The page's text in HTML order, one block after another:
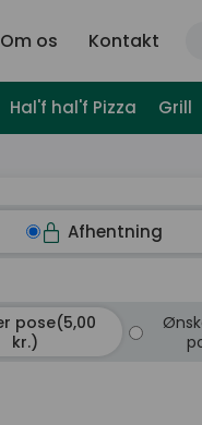
Om os Kontakt
Hal'f hal'f Pizza Grill
Afhentning
pose(5,00
kr.)